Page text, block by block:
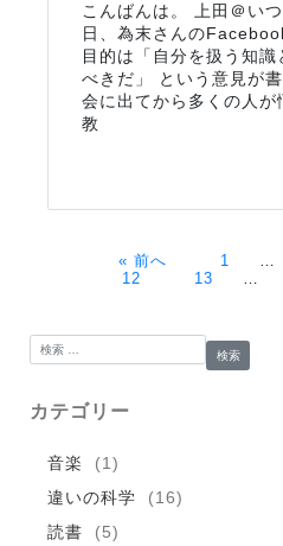
こんばんは。 上田＠い
日、為末さんの
目的は「自分を扱う知
べきだ」 という意見が
会に出てから多くの人
教
« 前へ 1 …
12
13 …
検索:
カテゴリー
音楽
(1)
違いの科学
(16)
読書
(5)